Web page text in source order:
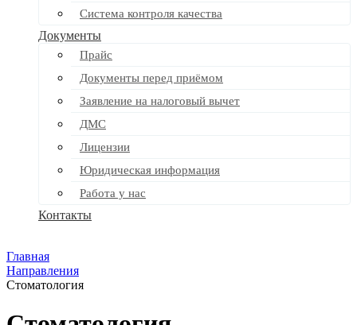
Система контроля качества
Документы
Прайс
Документы перед приёмом
Заявление на налоговый вычет
ДМС
Лицензии
Юридическая информация
Работа у нас
Контакты
Главная
Направления
Стоматология